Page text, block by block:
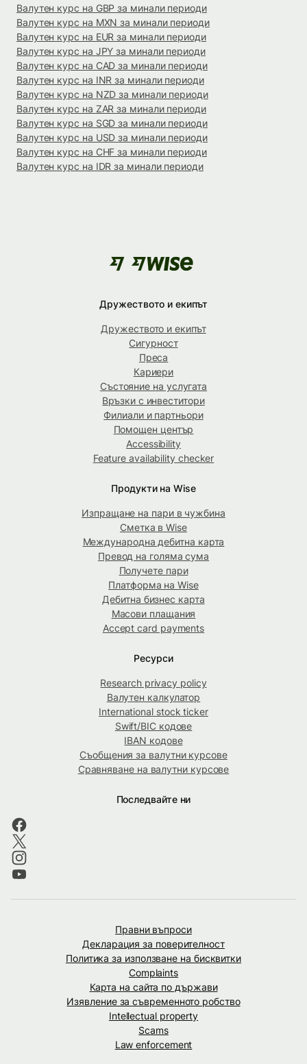
Валутен курс на GBP за минали периоди
Валутен курс на MXN за минали периоди
Валутен курс на EUR за минали периоди
Валутен курс на JPY за минали периоди
Валутен курс на CAD за минали периоди
Валутен курс на INR за минали периоди
Валутен курс на NZD за минали периоди
Валутен курс на ZAR за минали периоди
Валутен курс на SGD за минали периоди
Валутен курс на USD за минали периоди
Валутен курс на CHF за минали периоди
Валутен курс на IDR за минали периоди
Дружеството и екипът
Дружеството и екипът
Сигурност
Преса
Кариери
Състояние на услугата
Връзки с инвеститори
Филиали и партньори
Помощен център
Accessibility
Feature availability checker
Продукти на Wise
Изпращане на пари в чужбина
Сметка в Wise
Международна дебитна карта
Превод на голяма сума
Получете пари
Платформа на Wise
Дебитна бизнес карта
Масови плащания
Accept card payments
Ресурси
Research privacy policy
Валутен калкулатор
International stock ticker
Swift/BIC кодове
IBAN кодове
Съобщения за валутни курсове
Сравняване на валутни курсове
Последвайте ни
Правни въпроси
Декларация за поверителност
Политика за използване на бисквитки
Complaints
Карта на сайта по държави
Изявление за съвременното робство
Intellectual property
Scams
Law enforcement